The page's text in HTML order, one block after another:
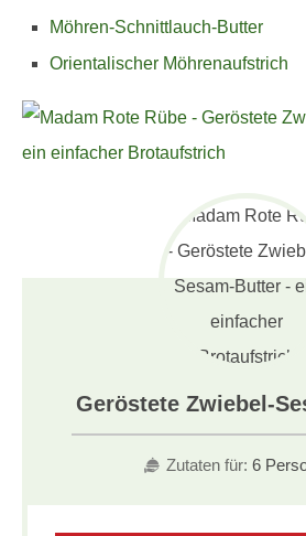
Möhren-Schnittlauch-Butter
Orientalischer Möhrenaufstrich
Geröstete Zwiebel-
Zutaten für: 6